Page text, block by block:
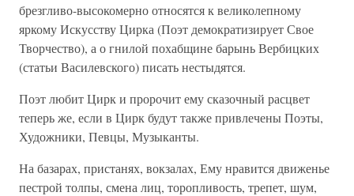
брезгливо-высокомерно относятся к великолепному
яркому Искусству Цирка (Поэт демократизирует Свое
Творчество), а о гнилой похабщине барынь Вербицких
(статьи Василевского) писать нестыдятся.
Поэт любит Цирк и пророчит ему сказочный расцвет
теперь же, если в Цирк будут также привлечены Поэты,
Художники, Певцы, Музыканты.
На базарах, пристанях, вокзалах, Ему нравится движенье
пестрой толпы, смена лиц, торопливость, трепет, шум,